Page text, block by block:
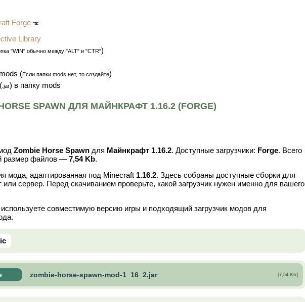
Forge
Library
"WIN" обычно между "ALT" и "CTR")
(Если папки mods нет, то создайте)
.jar) в папку mods
SPAWN ДЛЯ МАЙНКРАФТ 1.16.2 (FORGE)
Zombie Horse Spawn для Майнкрафт 1.16.2. Доступные загрузчики: Forge. Всего
размер файлов — 7,54 Kb.
мода, адаптированная под Minecraft 1.16.2. Здесь собраны доступные сборки для
сервер. Перед скачиванием проверьте, какой загрузчик нужен именно для вашего
совместимую версию игры и подходящий загрузчик модов для
zombie-horse-spawn-mod-1_16_2.jar [7,54 Kb]